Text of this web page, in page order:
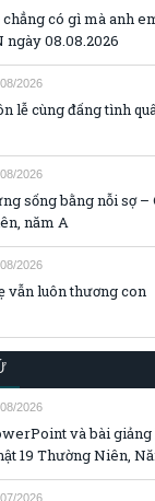
chẳng có gì mà anh
ngày 08.08.2026
2026
lễ cùng đấng tình
2026
sống bằng nỗi sợ –
năm A
2026
vẫn luôn thương con
2026
và bài giảng
19 Thường Niên,
2026